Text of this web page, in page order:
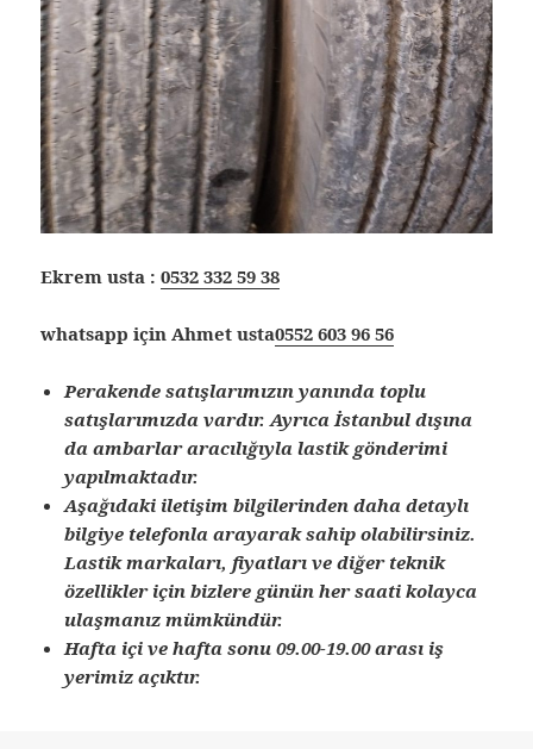
Ekrem usta :0532 332 59 38
whatsapp için Ahmet usta0552 603 96 56
Perakende satışlarımızın yanında toplu
satışlarımızda vardır. Ayrıca İstanbul dışına
da ambarlar aracılığıyla lastik gönderimi
yapılmaktadır.
Aşağıdaki iletişim bilgilerinden daha detaylı
bilgiye telefonla arayarak sahip olabilirsiniz.
Lastik markaları, fiyatları ve diğer teknik
özellikler için bizlere günün her saati kolayca
ulaşmanız mümkündür.
Hafta içi ve hafta sonu 09.00-19.00 arası iş
yerimiz açıktır.